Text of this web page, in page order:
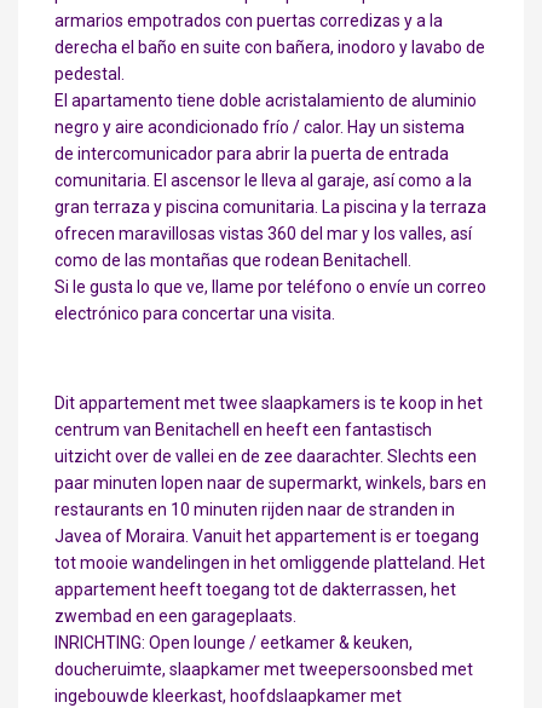
armarios empotrados con puertas corredizas y a la
derecha el baño en suite con bañera, inodoro y lavabo de
pedestal.
El apartamento tiene doble acristalamiento de aluminio
negro y aire acondicionado frío / calor. Hay un sistema
de intercomunicador para abrir la puerta de entrada
comunitaria. El ascensor le lleva al garaje, así como a la
gran terraza y piscina comunitaria. La piscina y la terraza
ofrecen maravillosas vistas 360 del mar y los valles, así
como de las montañas que rodean Benitachell.
Si le gusta lo que ve, llame por teléfono o envíe un correo
electrónico para concertar una visita.
Dit appartement met twee slaapkamers is te koop in het
centrum van Benitachell en heeft een fantastisch
uitzicht over de vallei en de zee daarachter. Slechts een
paar minuten lopen naar de supermarkt, winkels, bars en
restaurants en 10 minuten rijden naar de stranden in
Javea of Moraira. Vanuit het appartement is er toegang
tot mooie wandelingen in het omliggende platteland. Het
appartement heeft toegang tot de dakterrassen, het
zwembad en een garageplaats.
INRICHTING: Open lounge / eetkamer & keuken,
doucheruimte, slaapkamer met tweepersoonsbed met
ingebouwde kleerkast, hoofdslaapkamer met